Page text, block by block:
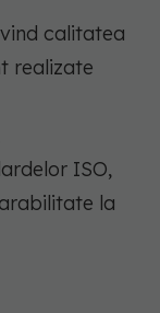
calitatea
realizate
ISO,
la